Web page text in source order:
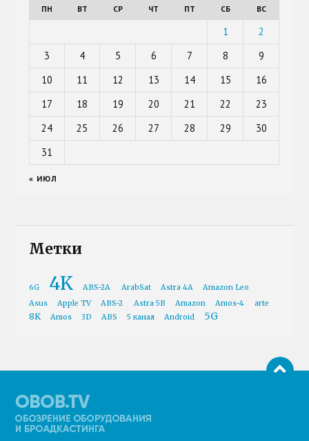
ПН ВТ СР ЧТ ПТ СБ ВС
1
2
3
4 5 6 7 8
9
10
11 12 13 14 15
16
17
18 19 20 21 22
23
24
25 26 27 28 29
30
31
« ИЮЛ
Метки
6G 4K ABS-2A ArabSat Astra 4A
Amazon Leo
Asus
Apple TV ABS-2 Astra 5B Amazon Amos-4 arte
8K Amos 3D ABS 5 канал Android 5G